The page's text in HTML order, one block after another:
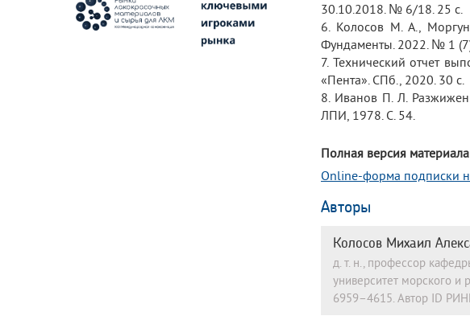
30.10.2018. № 6/18. 25 с.
6. Колосов М. А.,
Фундаменты. 2022. № 1
7. Технический отчет
«Пента». СПб., 2020. 30 с.
8. Иванов П. Л.
ЛПИ, 1978. С. 54.
Полная версия
Online-форма подписки
Авторы
Колосов Михаил
д. т. н., профессор
университет морского и
6959–4615. Автор ID